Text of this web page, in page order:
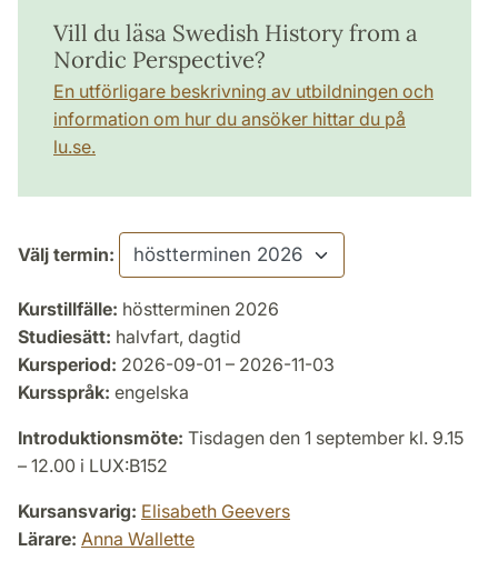
Vill du läsa Swedish History from a
Nordic Perspective?
En utförligare beskrivning av utbildningen och
information om hur du ansöker hittar du på
lu.se.
Välj termin:
Kurstillfälle: höstterminen 2026
Studiesätt: halvfart, dagtid
Kursperiod: 2026-09-01 – 2026-11-03
Kursspråk: engelska
Introduktionsmöte: Tisdagen den 1 september kl. 9.15
– 12.00 i LUX:B152
Kursansvarig: Elisabeth Geevers
Lärare: Anna Wallette